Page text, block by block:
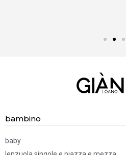
bambino
baby